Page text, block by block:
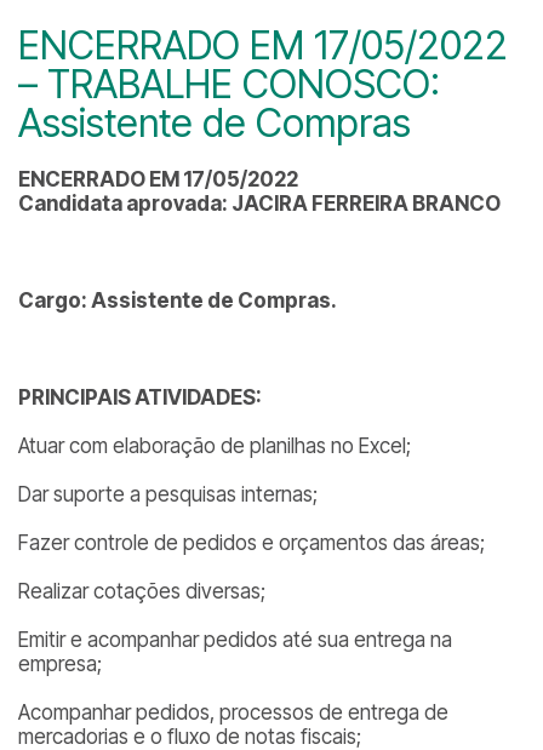
ENCERRADO EM 17/05/2022
– TRABALHE CONOSCO:
Assistente de Compras
ENCERRADO EM 17/05/2022
Candidata aprovada: JACIRA FERREIRA BRANCO
Cargo: Assistente de Compras.
PRINCIPAIS ATIVIDADES:
Atuar com elaboração de planilhas no Excel;
Dar suporte a pesquisas internas;
Fazer controle de pedidos e orçamentos das áreas;
Realizar cotações diversas;
Emitir e acompanhar pedidos até sua entrega na
empresa;
Acompanhar pedidos, processos de entrega de
mercadorias e o fluxo de notas fiscais;